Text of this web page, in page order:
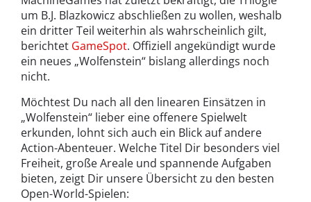
um B.J. Blazkowicz abschließen zu wollen, weshalb
ein dritter Teil weiterhin als wahrscheinlich gilt,
berichtet GameSpot. Offiziell angekündigt wurde
ein neues „Wolfenstein“ bislang allerdings noch
nicht.
Möchtest Du nach all den linearen Einsätzen in
„Wolfenstein“ lieber eine offenere Spielwelt
erkunden, lohnt sich auch ein Blick auf andere
Action-Abenteuer. Welche Titel Dir besonders viel
Freiheit, große Areale und spannende Aufgaben
bieten, zeigt Dir unsere Übersicht zu den besten
Open-World-Spielen: